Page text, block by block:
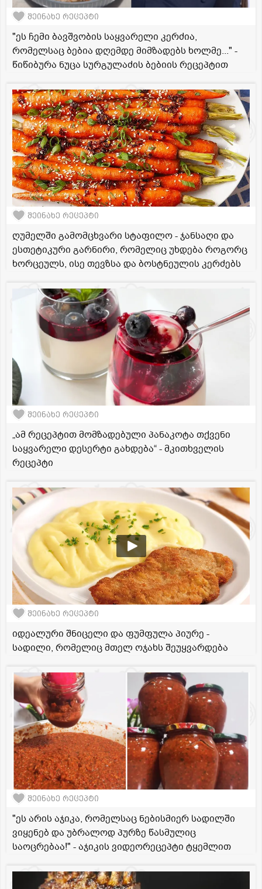
შეინახე რეცეპტი
"ეს ჩემი ბავშვობის საყვარელი კერძია,
რომელსაც ბებია დღემდე მიმზადებს ხოლმე..." -
წიწიბურა ნუცა სურგულაძის ბებიის რეცეპტით
შეინახე რეცეპტი
ღუმელში გამომცხვარი სტაფილო - ჯანსაღი და
ესთეტიკური გარნირი, რომელიც უხდება როგორც
ხორცეულს, ისე თევზსა და ბოსტნეულის კერძებს
შეინახე რეცეპტი
„ამ რეცეპტით მომზადებული პანაკოტა თქვენი
საყვარელი დესერტი გახდება“ - მკითხველის
რეცეპტი
შეინახე რეცეპტი
იდეალური შნიცელი და ფუმფულა პიურე -
სადილი, რომელიც მთელ ოჯახს შეუყვარდება
შეინახე რეცეპტი
"ეს არის აჯიკა, რომელსაც ნებისმიერ სადილში
ვიყენებ და უბრალოდ პურზე წასმულიც
საოცრებაა!" - აჯიკის ვიდეორეცეპტი ტყემლით